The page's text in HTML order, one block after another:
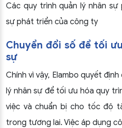
Các quy trình quản lý nhân
sự phát triển của công ty
Chuyển đổi số để tối
sự
Chính vì vậy, Elambo quyết
lý nhân sự để tối ưu hóa quy
việc và chuẩn bị cho tốc độ
trong tương lai. Việc áp dụng